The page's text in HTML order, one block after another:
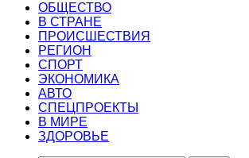
ОБЩЕСТВО
В СТРАНЕ
ПРОИСШЕСТВИЯ
РЕГИОН
CПОРТ
ЭКОНОМИКА
АВТО
СПЕЦПРОЕКТЫ
В МИРЕ
ЗДОРОВЬЕ